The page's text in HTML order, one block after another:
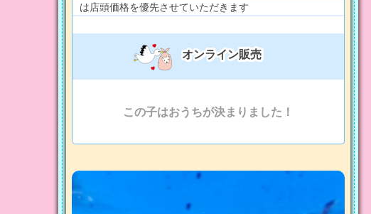
は店頭価格を優先させていただきます
オンライン販売
この子はおうちが決まりました！